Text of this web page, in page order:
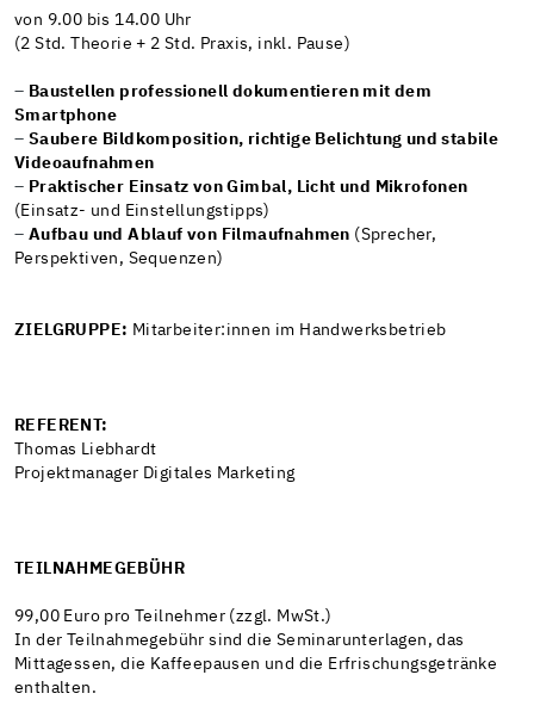
von 9.00 bis 14.00 Uhr
(2 Std. Theorie + 2 Std. Praxis, inkl. Pause)
– Baustellen professionell dokumentieren mit dem
Smartphone
– Saubere Bildkomposition, richtige Belichtung und stabile
Videoaufnahmen
– Praktischer Einsatz von Gimbal, Licht und Mikrofonen
(Einsatz- und Einstellungstipps)
– Aufbau und Ablauf von Filmaufnahmen (Sprecher,
Perspektiven, Sequenzen)
ZIELGRUPPE: Mitarbeiter:innen im Handwerksbetrieb
REFERENT:
Thomas Liebhardt
Projektmanager Digitales Marketing
TEILNAHMEGEBÜHR
99,00 Euro pro Teilnehmer (zzgl. MwSt.)
In der Teilnahmegebühr sind die Seminarunterlagen, das
Mittagessen, die Kaffeepausen und die Erfrischungsgetränke
enthalten.